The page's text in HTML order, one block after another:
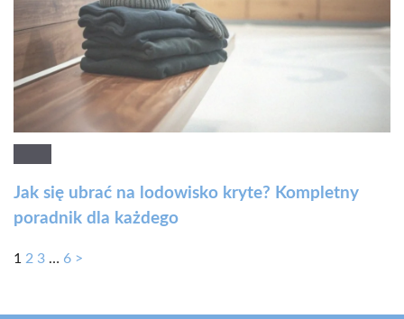
Jak się ubrać na lodowisko kryte? Kompletny
poradnik dla każdego
1 2 3 … 6 >